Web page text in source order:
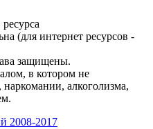
(для интернет ресурсов -
защищены.
в котором не
алкоголизма,
2008-2017